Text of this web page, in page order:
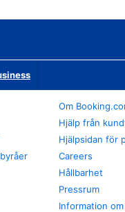
Om
Hjälp från
Hjälpsidan för
Careers
Hållbarhet
Pressrum
Information